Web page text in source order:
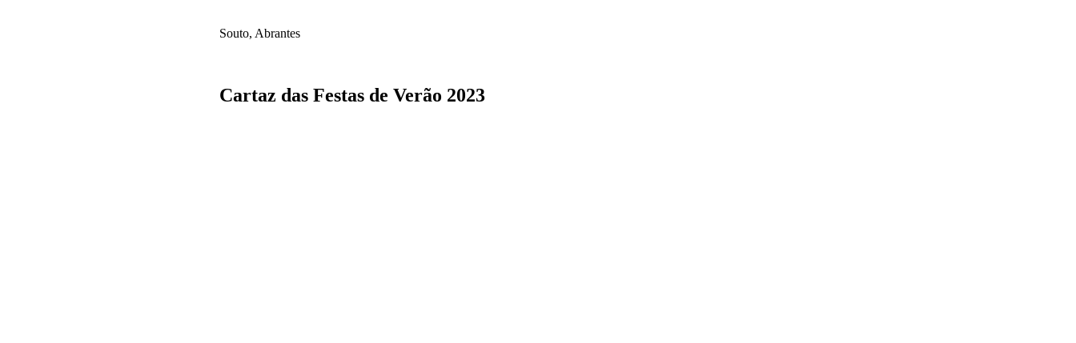
Souto, Abrantes
Cartaz das Festas de Verão 2023